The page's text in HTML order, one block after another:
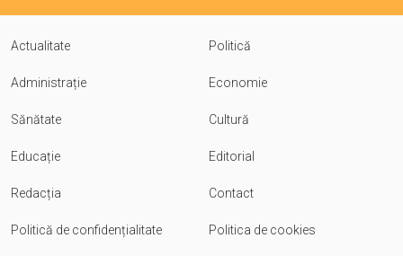
Actualitate Politică
Administrație Economie
Sănătate Cultură
Educație Editorial
Redacția Contact
Politică de confidențialitate Politica de cookies